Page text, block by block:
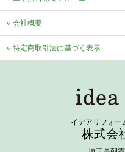
イデアリフォー
株式会
会社概要
特定商取引法に基づく表⽰